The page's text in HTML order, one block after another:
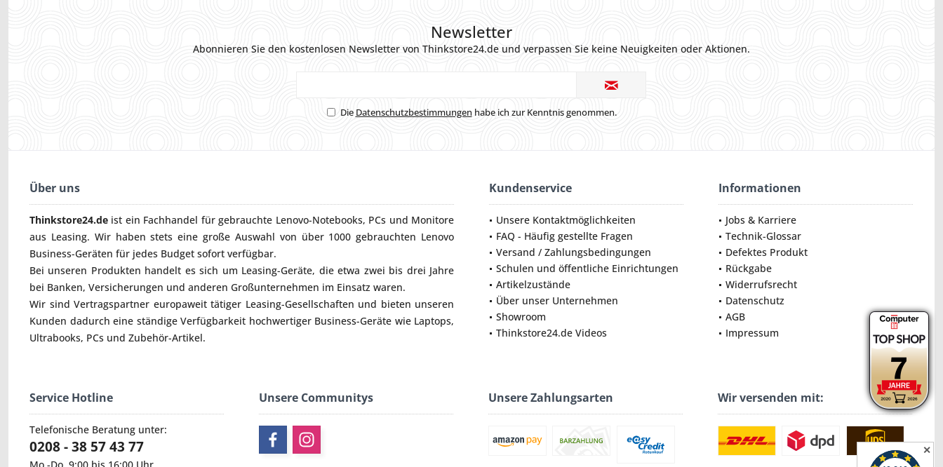
Newsletter
Abonnieren Sie den kostenlosen Newsletter von Thinkstore24.de und verpassen Sie keine Neuigkeiten oder Aktionen.
Die Datenschutzbestimmungen habe ich zur Kenntnis genommen.
Über uns
Thinkstore24.de ist ein Fachhandel für gebrauchte Lenovo-Notebooks, PCs und Monitore
aus Leasing. Wir haben stets eine große Auswahl von über 1000 gebrauchten Lenovo
Business-Geräten für jedes Budget sofort verfügbar.
Bei unseren Produkten handelt es sich um Leasing-Geräte, die etwa zwei bis drei Jahre
bei Banken, Versicherungen und anderen Großunternehmen im Einsatz waren.
Wir sind Vertragspartner europaweit tätiger Leasing-Gesellschaften und bieten unseren
Kunden dadurch eine ständige Verfügbarkeit hochwertiger Business-Geräte wie Laptops,
Ultrabooks, PCs und Zubehör-Artikel.
Kundenservice
Unsere Kontaktmöglichkeiten
FAQ - Häufig gestellte Fragen
Versand / Zahlungsbedingungen
Schulen und öffentliche Einrichtungen
Artikelzustände
Über unser Unternehmen
Showroom
Thinkstore24.de Videos
Informationen
Jobs & Karriere
Technik-Glossar
Defektes Produkt
Rückgabe
Widerrufsrecht
Datenschutz
AGB
Impressum
Service Hotline
Telefonische Beratung unter:
0208 - 38 57 43 77
Unsere Communitys Unsere Zahlungsarten Wir versenden mit:
✕